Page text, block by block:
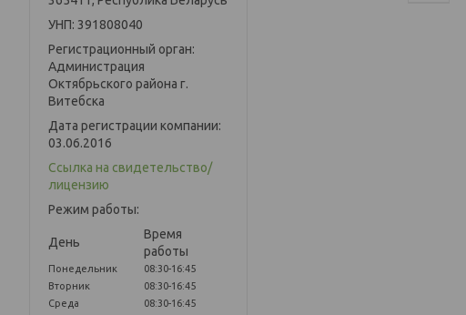
УНП: 391808040
Регистрационный орган:
Администрация
Октябрьского района г.
Витебска
Дата регистрации компании:
03.06.2016
Ссылка на свидетельство/
лицензию
Режим работы:
День
Время
работы
Понедельник
08:30-16:45
Вторник
08:30-16:45
Среда
08:30-16:45